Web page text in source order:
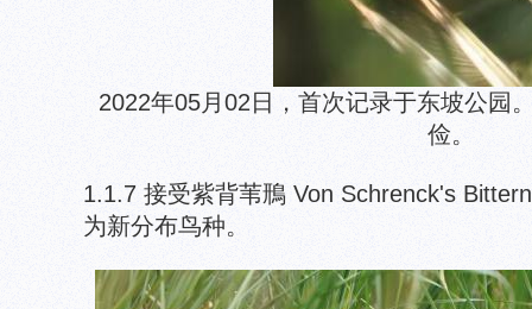
2022年05月02日，首次记录于东坡公园
俭。
1.1.7 接受紫背苇鳽 Von Schrenck's
为新分布鸟种。